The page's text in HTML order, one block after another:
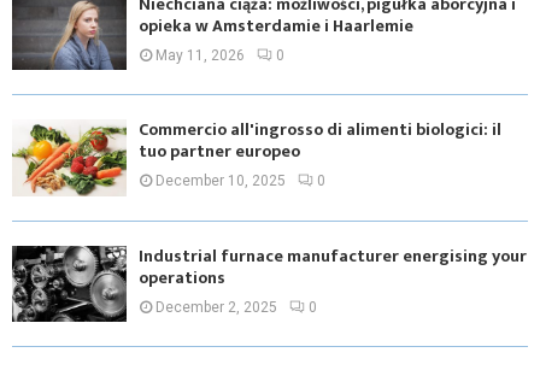
opieka w Amsterdamie i Haarlemie
May 11, 2026 0
Commercio all'ingrosso di alimenti biologici: il
tuo partner europeo
December 10, 2025 0
Industrial furnace manufacturer energising your
operations
December 2, 2025 0